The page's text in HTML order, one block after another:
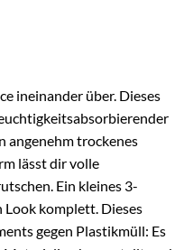
€.ineinander über. Dieses
angenehm trockenes
lässt dir volle
Ein kleines 3-
Look komplett. Dieses
gegen Plastikmüll: Es